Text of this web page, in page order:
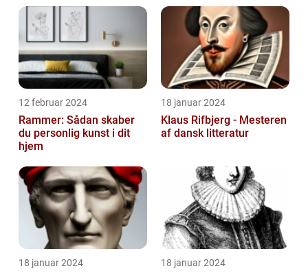
12 februar 2024
Rammer: Sådan skaber
du personlig kunst i dit
hjem
18 januar 2024
Klaus Rifbjerg - Mesteren
af dansk litteratur
18 januar 2024 18 januar 2024